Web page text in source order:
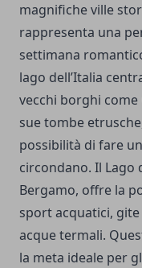
magnifiche ville
rappresenta una
settimana
lago dell’Italia
vecchi borghi
sue tombe
possibilità di fare
circondano. Il Lago
Bergamo, offre la
sport acquatici,
acque termali.
la meta ideale per